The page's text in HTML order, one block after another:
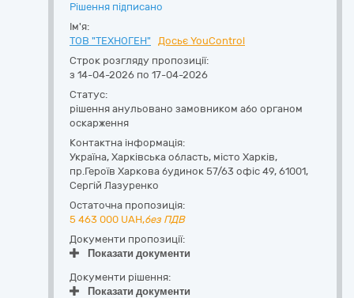
Рішення підписано
Ім'я:
ТОВ "ТЕХНОГЕН"
Досьє YouControl
Строк розгляду пропозиції:
з 14-04-2026 по 17-04-2026
Статус:
рішення анульовано замовником або органом
оскарження
Контактна інформація:
Україна, Харківська область, місто Харків,
пр.Героїв Харкова будинок 57/63 офіс 49, 61001,
Сергій Лазуренко
Остаточна пропозиція:
5 463 000 UAH,без ПДВ
Документи пропозиції:
Показати документи
Документи рішення:
Показати документи